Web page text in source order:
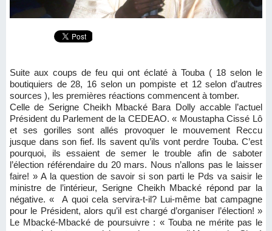
Suite aux coups de feu qui ont éclaté à Touba ( 18 selon le
boutiquiers de 28, 16 selon un pompiste et 12 selon d’autres
sources ), les premières réactions commencent à tomber.
Celle de Serigne Cheikh Mbacké Bara Dolly accable l’actuel
Président du Parlement de la CEDEAO. « Moustapha Cissé Lô
et ses gorilles sont allés provoquer le mouvement Reccu
jusque dans son fief. Ils savent qu’ils vont perdre Touba. C’est
pourquoi, ils essaient de semer le trouble afin de saboter
l’élection référendaire du 20 mars. Nous n’allons pas le laisser
faire! » A la question de savoir si son parti le Pds va saisir le
ministre de l’intérieur, Serigne Cheikh Mbacké répond par la
négative. « A quoi cela servira-t-il? Lui-même bat campagne
pour le Président, alors qu’il est chargé d’organiser l’élection! »
Le Mbacké-Mbacké de poursuivre : « Touba ne mérite pas le